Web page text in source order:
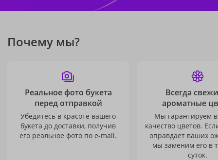
Почему мы?
Реальное фото букета
перед отправкой
Убедитесь в красоте вашего
букета до доставки, получив
его реальное фото по e-mail.
Всегда
ароматные
Мы гарантируем
качество цветов.
оправдает ваших
мы заменим его в
суток.